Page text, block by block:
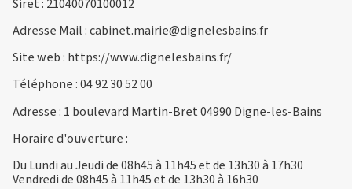
Adresse Mail :cabinet.mairie@dignelesbains.fr
Site web : https://www.dignelesbains.fr/
Téléphone :04 92 30 52 00
Adresse : 1 boulevard Martin-Bret 04990 Digne-les-Bains
Horaire d'ouverture :
Du Lundi au Jeudi de 08h45 à 11h45 et de 13h30 à 17h30
Vendredi de 08h45 à 11h45 et de 13h30 à 16h30